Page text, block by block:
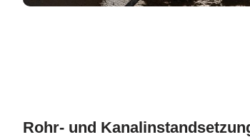
Rohr- und